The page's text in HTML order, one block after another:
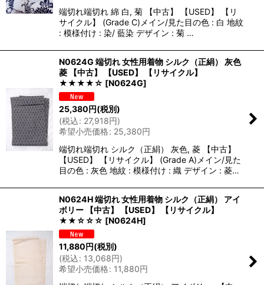
端切れ端切れ 綿 白, 菊 【中古】 【USED】 【リ
サイクル】 (Grade C)メイン/見た目の色 : 白 地紋
: 模様付け : 染/ 藍染 デザイン : 菊 …
N0624G 端切れ 女性用着物 シルク（正絹） 灰色
菱 【中古】 【USED】 【リサイクル】
★★★★☆ [N0624G]
25,380円(税別)
(税込: 27,918円)
希望小売価格: 25,380円
端切れ端切れ シルク（正絹） 灰色, 菱 【中古】
【USED】 【リサイクル】 (Grade A)メイン/見た
目の色 : 灰色 地紋 : 模様付け : 織 デザイン : 菱…
N0624H 端切れ 女性用着物 シルク（正絹） アイ
ボリー 【中古】 【USED】 【リサイクル】
★★☆☆☆ [N0624H]
11,880円(税別)
(税込: 13,068円)
希望小売価格: 11,880円